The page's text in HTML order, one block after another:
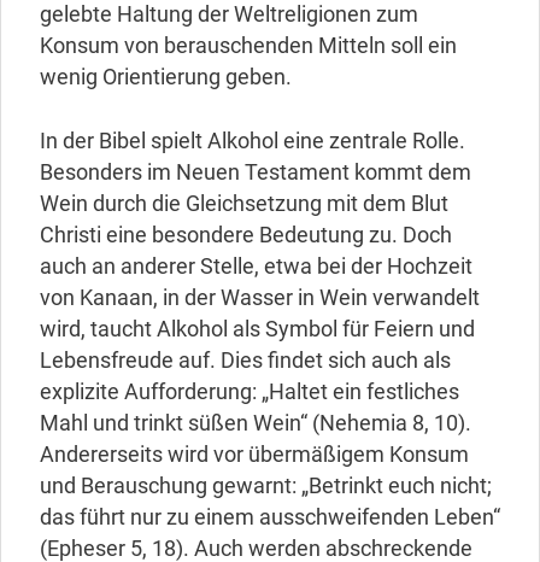
gelebte Haltung der Weltreligionen zum
Konsum von berauschenden Mitteln soll ein
wenig Orientierung geben.
In der Bibel spielt Alkohol eine zentrale Rolle.
Besonders im Neuen Testament kommt dem
Wein durch die Gleichsetzung mit dem Blut
Christi eine besondere Bedeutung zu. Doch
auch an anderer Stelle, etwa bei der Hochzeit
von Kanaan, in der Wasser in Wein verwandelt
wird, taucht Alkohol als Symbol für Feiern und
Lebensfreude auf. Dies findet sich auch als
explizite Aufforderung: „Haltet ein festliches
Mahl und trinkt süßen Wein“ (Nehemia 8, 10).
Andererseits wird vor übermäßigem Konsum
und Berauschung gewarnt: „Betrinkt euch nicht;
das führt nur zu einem ausschweifenden Leben“
(Epheser 5, 18). Auch werden abschreckende